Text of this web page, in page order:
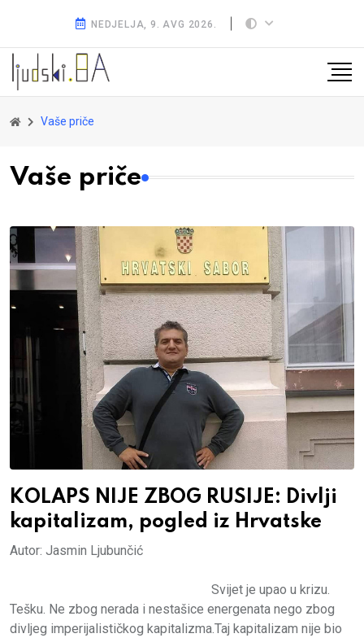
NEDJELJA, 9. AVG 2026.
Vaše priče
Vaše priče
KOLAPS NIJE ZBOG RUSIJE: Divlji
kapitalizam, pogled iz Hrvatske
Autor: Jasmin Ljubunčić
Svijet je upao u krizu.
Tešku. Ne zbog nerada i nestašice energenata nego zbog
divljeg imperijalističkog kapitalizma.Taj kapitalizam nije bio